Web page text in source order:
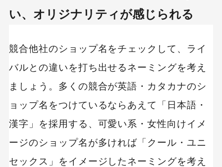
カテゴリーから記事を検索
人気のキーワード
い、オリジナリティが感じられる
競合他社のショップ名をチェックして、ライ
バルとの違いを打ち出せるネーミングを考え
ましょう。多くの競合が英語・カタカナのシ
ョップ名をつけているならあえて「日本語・
漢字」を採用する、可愛い系・女性向けイメ
ージのショップ名が多ければ「クール・ユニ
セックス」をイメージしたネーミングを考え